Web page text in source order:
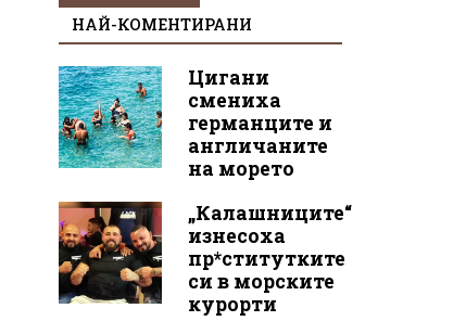
НАЙ-КОМЕНТИРАНИ
Цигани
смениха
германците и
англичаните
на морето
„Калашниците“
изнесоха
пр*ститутките
си в морските
курорти